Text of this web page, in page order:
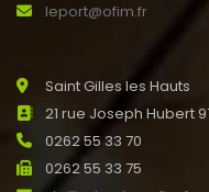
leport@ofim.fr
Saint Gilles les Hauts
21 rue Joseph Hubert
0262 55 33 70
0262 55 33 75